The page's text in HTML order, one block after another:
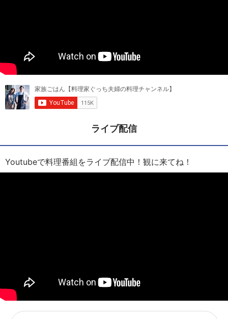
ライブ配信
Youtubeで料理番組をライブ配信中！観に来てね！